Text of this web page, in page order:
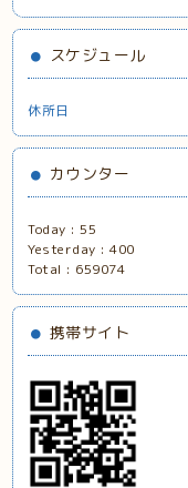
スケジュール
休所日
カウンター
Today :55
Yesterday :400
Total : 659074
携帯サイト